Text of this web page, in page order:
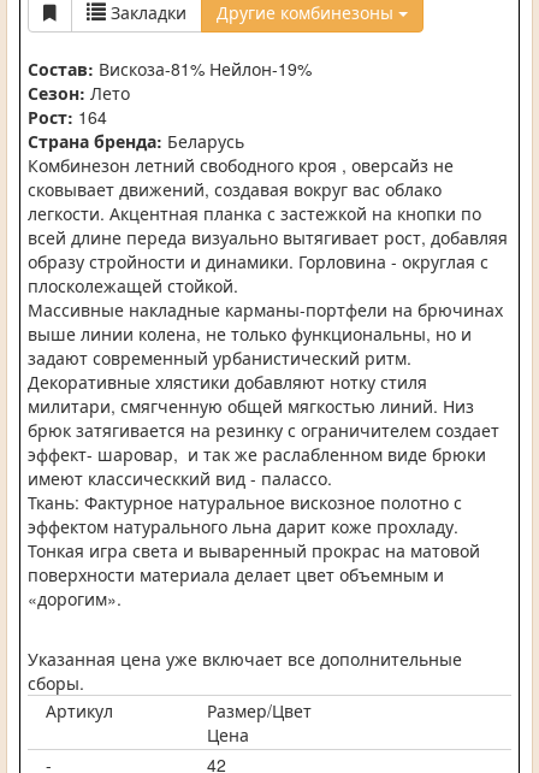
Закладки Другие комбинезоны
Состав: Вискоза-81% Нейлон-19%
Сезон: Лето
Рост: 164
Страна бренда: Беларусь
Комбинезон летний свободного кроя , оверсайз не
сковывает движений, создавая вокруг вас облако
легкости. Акцентная планка с застежкой на кнопки по
всей длине переда визуально вытягивает рост, добавляя
образу стройности и динамики. Горловина - округлая с
плосколежащей стойкой.
Массивные накладные карманы-портфели на брючинах
выше линии колена, не только функциональны, но и
задают современный урбанистический ритм.
Декоративные хлястики добавляют нотку стиля
милитари, смягченную общей мягкостью линий. Низ
брюк затягивается на резинку с ограничителем создает
эффект- шаровар, и так же раслабленном виде брюки
имеют классическкий вид - палассо.
Ткань: Фактурное натуральное вискозное полотно с
эффектом натурального льна дарит коже прохладу.
Тонкая игра света и вываренный прокрас на матовой
поверхности материала делает цвет объемным и
«дорогим».
Указанная цена уже включает все дополнительные
сборы.
Артикул
Размер/Цвет
Цена
-
42